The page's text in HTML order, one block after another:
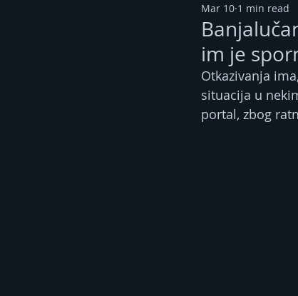
im je
Mar 10 1 min read
Otkazivanja
situacija u
portal, zbog